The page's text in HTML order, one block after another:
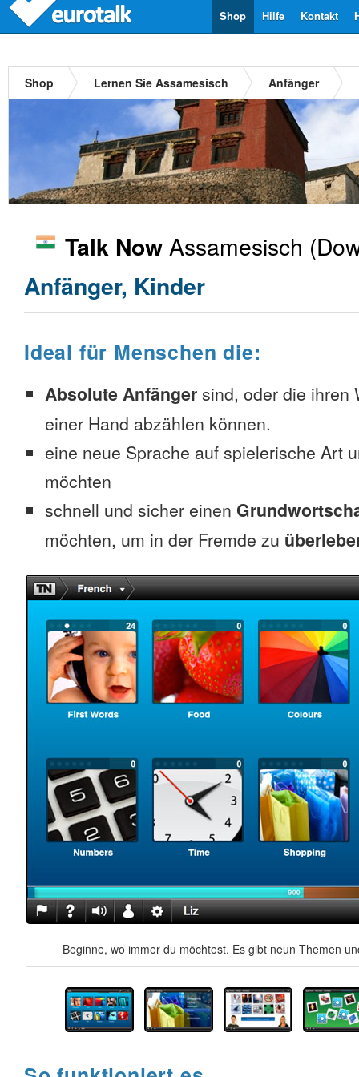
Kontakt
Hilfe
Shop
Shop Lernen Sie Assamesisch Anfänger
Talk Now Assamesisch
Anfänger, Kinder
Ideal für Menschen die:
Absolute Anfänger sind, oder die ihren
einer Hand abzählen können.
eine neue Sprache auf spielerische Art
möchten
schnell und sicher einen
möchten, um in der Fremde zu
Beginne, wo immer du möchtest. Es gibt neun Themen